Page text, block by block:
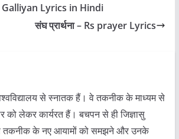
Galliyan Lyrics in Hindi
संघ प्रार्थना – Rs prayer Lyrics
से स्नातक हैं। वे तकनीक के माध्यम से
को लेकर कार्यरत हैं। बचपन से ही जिज्ञासु
तकनीक के नए आयामों को समझने और उनके